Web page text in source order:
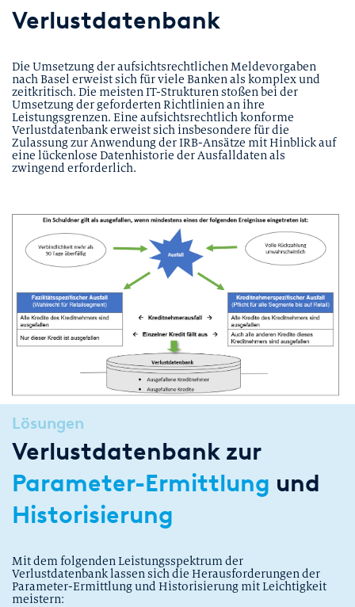
Verlustdatenbank
Die Umsetzung der aufsichtsrechtlichen Meldevorgaben
nach Basel erweist sich für viele Banken als komplex und
zeitkritisch. Die meisten IT-Strukturen stoßen bei der
Umsetzung der geforderten Richtlinien an ihre
Leistungsgrenzen. Eine aufsichtsrechtlich konforme
Verlustdatenbank erweist sich insbesondere für die
Zulassung zur Anwendung der IRB-Ansätze mit Hinblick auf
eine lückenlose Datenhistorie der Ausfalldaten als
zwingend erforderlich.
Lösungen
Verlustdatenbank zur
Parameter-Ermittlung und
Historisierung
Mit dem folgenden Leistungsspektrum der
Verlustdatenbank lassen sich die Herausforderungen der
Parameter-Ermittlung und Historisierung mit Leichtigkeit
meistern: